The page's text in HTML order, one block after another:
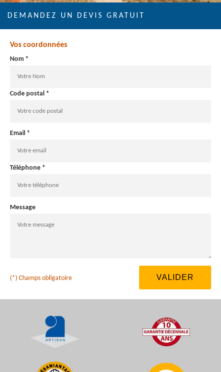
DEMANDEZ UN DEVIS GRATUIT
Vos coordonnées
Nom *
Code postal *
Email *
Téléphone *
Message
(*) Champs obligatoire